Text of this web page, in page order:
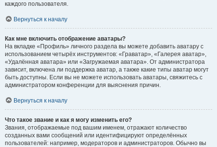
каждого пользователя.
Вернуться к началу
Как мне включить отображение аватары?
На вкладке «Профиль» личного раздела вы можете добавить аватару с
использованием четырёх инструментов: «Граватар», «Галерея аватар»,
«Удалённая аватара» или «Загружаемая аватара». От администратора
зависит, включена ли поддержка аватар, а также какие типы аватар могут
быть доступны. Если вы не можете использовать аватары, свяжитесь с
администратором конференции для выяснения причин.
Вернуться к началу
Что такое звание и как я могу изменить его?
Звания, отображаемые под вашим именем, отражают количество
созданных вами сообщений или идентифицируют определённых
пользователей: например, модераторов и администраторов. Обычно вы